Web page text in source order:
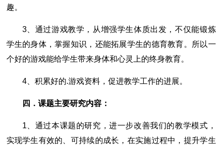
趣。
3、通过游戏教学，从增强学生体质出发，不仅能锻炼
学生的身体，掌握知识，还能拓展学生的德育教育。所以一
个好的游戏能给学生带来身体和心灵上的终身教育。
4、积累好的.游戏资料，促进教学工作的进展。
四．课题主要研究内容：
1、通过本课题的研究，进一步改善我们的教学模式，
实现学生有效的、可持续的成长，在实施过程中，提升学生